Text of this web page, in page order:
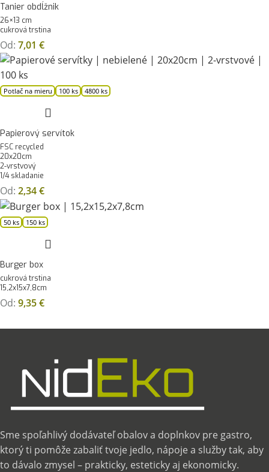
Tanier obdĺžnik
26×13 cm
cukrová trstina
Od: 7,01 €
Potlač na mieru 100 ks 4800 ks
Papierový servítok
FSC recycled
20x20cm
2-vrstvový
1/4 skladanie
Od: 2,34€
50 ks 150 ks
Burger box
cukrová trstina
15,2x15x7,8cm
Od: 9,35€
Sme spoľahlivý dodávateľ obalov a doplnkov pre gastro,
ktorý ti pomôže zabaliť tvoje jedlo, nápoje a služby tak, aby
to dávalo zmysel – prakticky, esteticky aj ekonomicky.